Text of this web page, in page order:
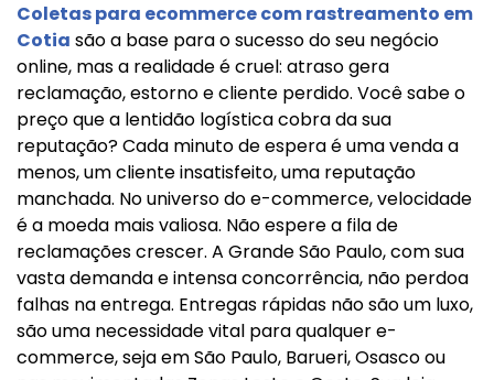
Coletas para ecommerce com rastreamento em
Cotia são a base para o sucesso do seu negócio
online, mas a realidade é cruel: atraso gera
reclamação, estorno e cliente perdido. Você sabe o
preço que a lentidão logística cobra da sua
reputação? Cada minuto de espera é uma venda a
menos, um cliente insatisfeito, uma reputação
manchada. No universo do e-commerce, velocidade
é a moeda mais valiosa. Não espere a fila de
reclamações crescer. A Grande São Paulo, com sua
vasta demanda e intensa concorrência, não perdoa
falhas na entrega. Entregas rápidas não são um luxo,
são uma necessidade vital para qualquer e-
commerce, seja em São Paulo, Barueri, Osasco ou